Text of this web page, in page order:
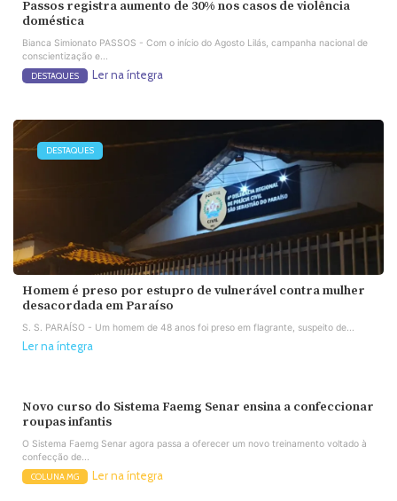
Passos registra aumento de 30% nos casos de violência
doméstica
Bianca Simionato PASSOS - Com o início do Agosto Lilás, campanha nacional de
conscientização e...
DESTAQUES Ler na íntegra
DESTAQUES
Homem é preso por estupro de vulnerável contra mulher
desacordada em Paraíso
S. S. PARAÍSO - Um homem de 48 anos foi preso em flagrante, suspeito de...
Ler na íntegra
Novo curso do Sistema Faemg Senar ensina a confeccionar
roupas infantis
O Sistema Faemg Senar agora passa a oferecer um novo treinamento voltado à
confecção de...
COLUNA MG Ler na íntegra